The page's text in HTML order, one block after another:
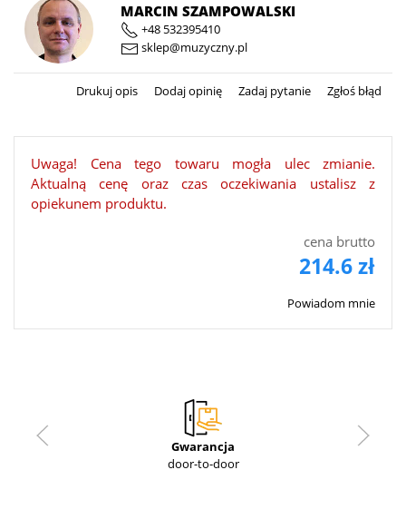
MARCIN SZAMPOWALSKI
+48 532395410
sklep@muzyczny.pl
Drukuj opis Dodaj opinię Zadaj pytanie Zgłoś błąd
Uwaga! Cena tego towaru mogła ulec zmianie.
Aktualną cenę oraz czas oczekiwania ustalisz z
opiekunem produktu.
cena brutto
214.6 zł
Powiadom mnie
Gwarancja
door-to-door